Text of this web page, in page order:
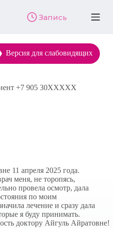
Запись
Версия для слабовидящих
+7 905 30XXXXX
11 апреля 2025 года.
меня, не торопясь,
провела осмотр, дала
по моим
лечение и сразу дала
я буду принимать.
доктору Айгуль Айратовне!